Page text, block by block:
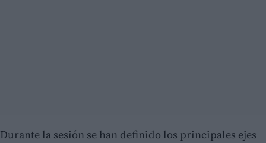
Durante la sesión se han definido los principales ejes